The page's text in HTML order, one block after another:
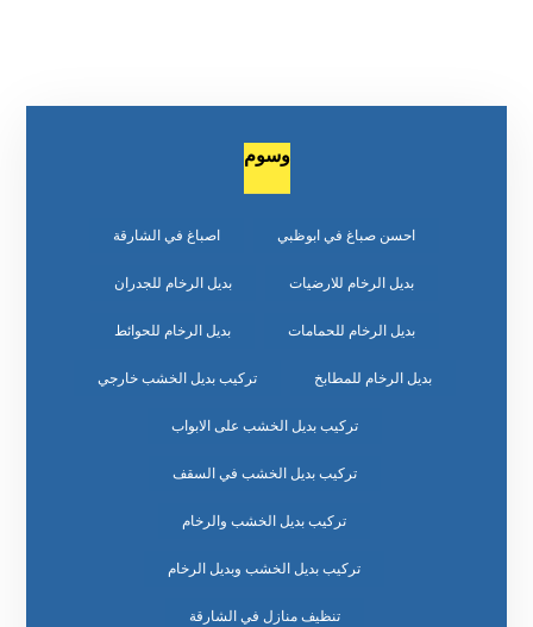
وسوم
احسن صباغ في ابوظبي اصباغ في الشارقة
بديل الرخام للارضيات بديل الرخام للجدران
بديل الرخام للحمامات بديل الرخام للحوائط
بديل الرخام للمطابخ تركيب بديل الخشب خارجي
تركيب بديل الخشب على الابواب
تركيب بديل الخشب في السقف
تركيب بديل الخشب والرخام
تركيب بديل الخشب وبديل الرخام
تنظيف منازل في الشارقة